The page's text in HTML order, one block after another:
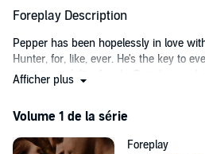
Foreplay Description
Pepper has been hopelessly in love
Hunter, for, like, ever. He's the key to
security, stability, family. But she needs
bedroom: take a few pointers from
doing.
Afficher plus
Volume 1 de la série
Foreplay